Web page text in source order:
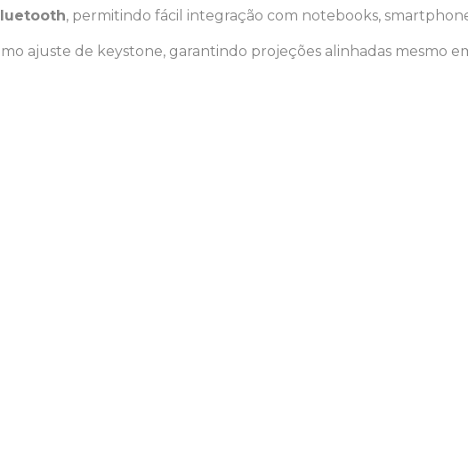
, permitindo fácil integração com notebooks,
ajuste de keystone, garantindo projeções alinhadas mesmo